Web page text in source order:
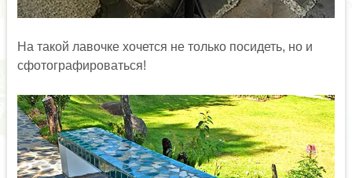
На такой лавочке хочется не только посидеть, но и
сфотографироваться!